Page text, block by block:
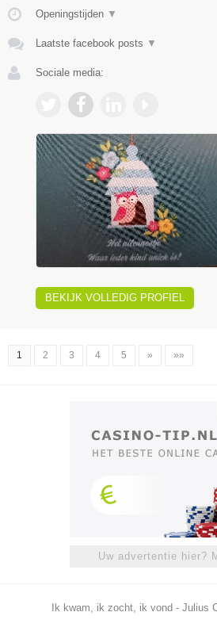
Openingstijden ▼
Laatste facebook posts ▼
Sociale media:
BEKIJK VOLLEDIG PROFIEL
1 2 3 4 5 » »»
Uw advertentie hier?
Ik kwam, ik zocht, ik vond - Julius